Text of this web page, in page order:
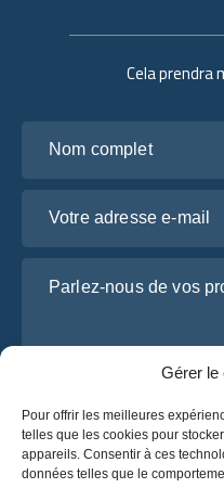
Gérer le
Pour offrir les meilleures
telles que les cookies pour
appareils. Consentir à ces
données telles que le
Cela prendra